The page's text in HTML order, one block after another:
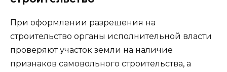
При оформлении разрешения на
строительство органы исполнительной власти
проверяют участок земли на наличие
признаков самовольного строительства, а